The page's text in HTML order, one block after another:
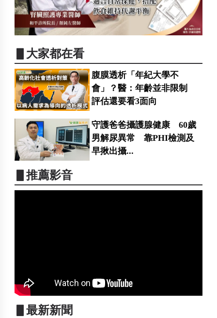
▋大家都在看
腹膜透析「年紀大學不
會」？醫：年齡並非限制
評估還要看3面向
守護爸爸攝護腺健康 60歲
男解尿異常 靠PHI檢測及
早揪出攝...
▋推薦影音
▋最新新聞